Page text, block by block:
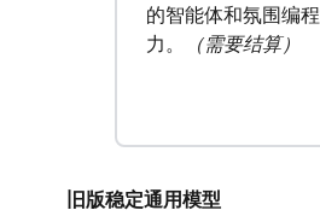
的智能体和氛围编
力。
（需要结算）
旧版稳定通用模型